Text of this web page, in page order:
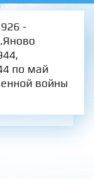
-
по май
войны